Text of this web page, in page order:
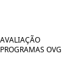
AVALIAÇÃO
PROGRAMAS OVG